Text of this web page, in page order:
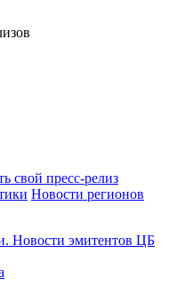
свой пресс-релиз
Новости регионов
Новости эмитентов ЦБ